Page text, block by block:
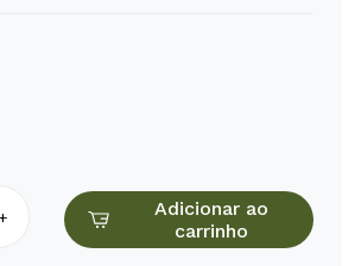
+
Adicionar ao
carrinho